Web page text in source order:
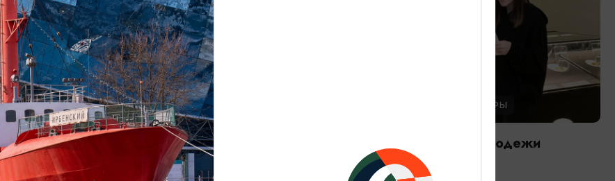
ДРУГИЕ МЕРОПРИЯТИЯ
Международный день фото
12.08.2026 - 19.08.2026, 10:00-19:00
ЭКСКУРСИИ УЧРЕЖДЕНИЙ КУЛЬТУРЫ
Международный день молодежи
12.08.2026